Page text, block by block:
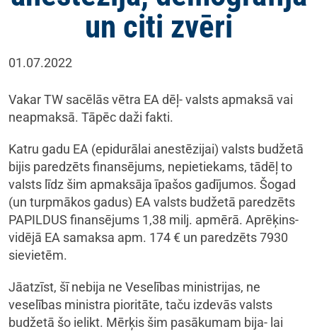
un citi zvēri
01.07.2022
Vakar TW sacēlās vētra EA dēļ- valsts apmaksā vai
neapmaksā. Tāpēc daži fakti.
Katru gadu EA (epidurālai anestēzijai) valsts budžetā
bijis paredzēts finansējums, nepietiekams, tādēļ to
valsts līdz šim apmaksāja īpašos gadījumos. Šogad
(un turpmākos gadus) EA valsts budžetā paredzēts
PAPILDUS finansējums 1,38 milj. apmērā. Aprēķins-
vidējā EA samaksa apm. 174 € un paredzēts 7930
sievietēm.
Jāatzīst, šī nebija ne Veselības ministrijas, ne
veselības ministra pioritāte, taču izdevās valsts
budžetā šo ielikt. Mērķis šim pasākumam bija- lai